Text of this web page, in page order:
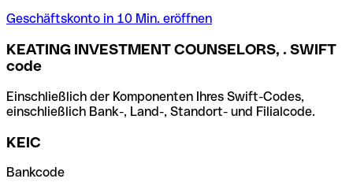
Geschäftskonto in 10 Min. eröffnen
KEATING INVESTMENT COUNSELORS, . SWIFT
code
Einschließlich der Komponenten Ihres Swift-Codes,
einschließlich Bank-, Land-, Standort- und Filialcode.
KEIC
Bankcode